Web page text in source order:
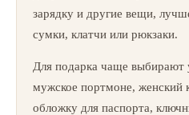
зарядку и другие вещи,
сумки, клатчи или рюкзаки.
Для подарка чаще выбирают
мужское портмоне, женский
обложку для паспорта,